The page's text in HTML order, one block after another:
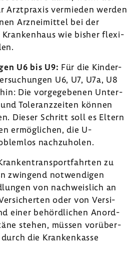
Arzt­praxis vermieden werden
Arznei­mittel bei der
Kran­ken­haus wie bisher flexi­
U6 bis U9: Für die Kinder-​
U6, U7, U7a, U8
Die vorge­ge­benen Unter­
Tole­ranz­zeiten können
Dieser Schritt soll es Eltern
ermög­li­chen, die U-​
nach­zu­holen.
zu
zwin­gend notwen­digen
von nach­weis­lich an
oder von Versi­
einer behörd­li­chen Anord­
stehen, müssen vorüber­
die Kran­ken­kasse